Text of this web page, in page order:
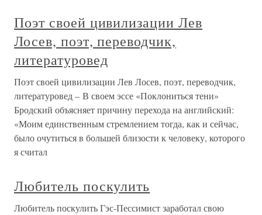
Поэт своей цивилизации Лев
Лосев, поэт, переводчик,
литературовед
Поэт своей цивилизации Лев Лосев, поэт, переводчик,
литературовед – В своем эссе «Поклониться тени»
Бродский объясняет причину перехода на английский:
«Моим единственным стремлением тогда, как и сейчас,
было очутиться в большей близости к человеку, которого
я считал
Любитель поскулить
Любитель поскулить Гэс-Пессимист заработал свою